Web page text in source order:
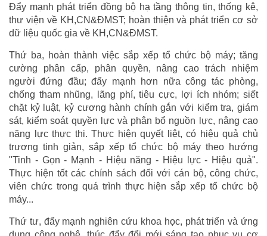
Đẩy mạnh phát triển đồng bộ hạ tầng thông tin, thống kê,
thư viện về KH,CN&ĐMST; hoàn thiện và phát triển cơ sở
dữ liệu quốc gia về KH,CN&ĐMST.
Thứ ba, hoàn thành việc sắp xếp tổ chức bộ máy; tăng
cường phân cấp, phân quyền, nâng cao trách nhiệm
người đứng đầu; đẩy mạnh hơn nữa công tác phòng,
chống tham nhũng, lãng phí, tiêu cực, lợi ích nhóm; siết
chặt kỷ luật, kỷ cương hành chính gắn với kiểm tra, giám
sát, kiểm soát quyền lực và phân bổ nguồn lực, nâng cao
năng lực thực thi. Thực hiện quyết liệt, có hiệu quả chủ
trương tinh giản, sắp xếp tổ chức bộ máy theo hướng
"Tinh - Gọn - Mạnh - Hiệu năng - Hiệu lực - Hiệu quả".
Thực hiện tốt các chính sách đối với cán bộ, công chức,
viên chức trong quá trình thực hiện sắp xếp tổ chức bộ
máy...
Thứ tư, đẩy mạnh nghiên cứu khoa học, phát triển và ứng